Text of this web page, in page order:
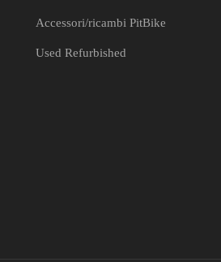
Accessori/ricambi PitBike
Used Refurbished